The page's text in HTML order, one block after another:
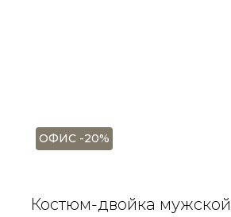
ОФИС -20%
Костюм-двойка